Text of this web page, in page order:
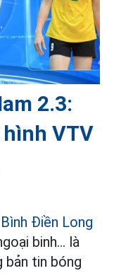
2.3:
VTV
Điền Long
binh... là
tin bóng